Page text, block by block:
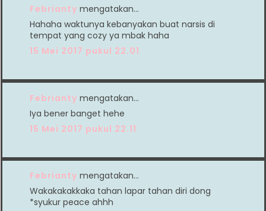
Febrianty mengatakan…
Hahaha waktunya kebanyakan buat narsis di
tempat yang cozy ya mbak haha
15 Mei 2017 pukul 22.01
Febrianty mengatakan…
Iya bener banget hehe
15 Mei 2017 pukul 22.11
Febrianty mengatakan…
Wakakakakkaka tahan lapar tahan diri dong
*syukur peace ahhh